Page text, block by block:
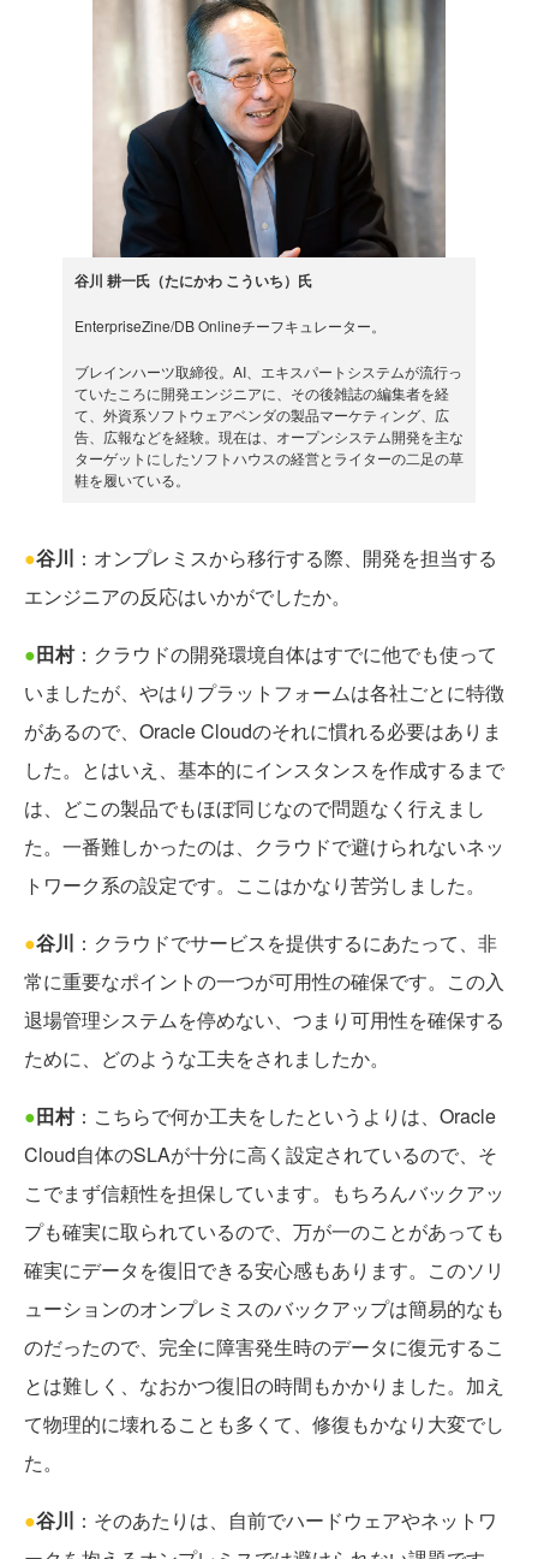
谷川 耕一氏（たにかわ こういち）氏
EnterpriseZine/DB Onlineチーフキュレーター。
ブレインハーツ取締役。AI、エキスパートシステムが流行っ
ていたころに開発エンジニアに、その後雑誌の編集者を経
て、外資系ソフトウェアベンダの製品マーケティング、広
告、広報などを経験。現在は、オープンシステム開発を主な
ターゲットにしたソフトハウスの経営とライターの二足の草
鞋を履いている。
●谷川 ：オンプレミスから移行する際、開発を担当する
エンジニアの反応はいかがでしたか。
●田村：クラウドの開発環境自体はすでに他でも使って
いましたが、やはりプラットフォームは各社ごとに特徴
があるので、Oracle Cloudのそれに慣れる必要はありま
した。とはいえ、基本的にインスタンスを作成するまで
は、どこの製品でもほぼ同じなので問題なく行えまし
た。一番難しかったのは、クラウドで避けられないネッ
トワーク系の設定です。ここはかなり苦労しました。
●谷川 ：クラウドでサービスを提供するにあたって、非
常に重要なポイントの一つが可用性の確保です。この入
退場管理システムを停めない、つまり可用性を確保する
ために、どのような工夫をされましたか。
●田村：こちらで何か工夫をしたというよりは、Oracle
Cloud自体のSLAが十分に高く設定されているので、そ
こでまず信頼性を担保しています。もちろんバックアッ
プも確実に取られているので、万が一のことがあっても
確実にデータを復旧できる安心感もあります。このソリ
ューションのオンプレミスのバックアップは簡易的なも
のだったので、完全に障害発生時のデータに復元するこ
とは難しく、なおかつ復旧の時間もかかりました。加え
て物理的に壊れることも多くて、修復もかなり大変でし
た。
●谷川 ：そのあたりは、自前でハードウェアやネットワ